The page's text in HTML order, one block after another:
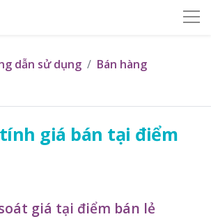
dẫn sử dụng
Bán hàng
giá bán tại điểm
giá tại điểm bán lẻ